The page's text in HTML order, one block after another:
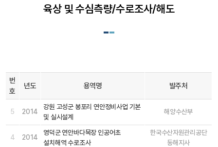
육상 및 수심측량/수로조사/해도
번
호
년도 용역명 발주처
5 2014
강원 고성군 봉포리 연안정비사업 기본
및 실시설계
해양수산부
4 2014
영덕군 연안바다목장 인공어초
설치해역 수로조사
한국수산자원관리공단
동해지사